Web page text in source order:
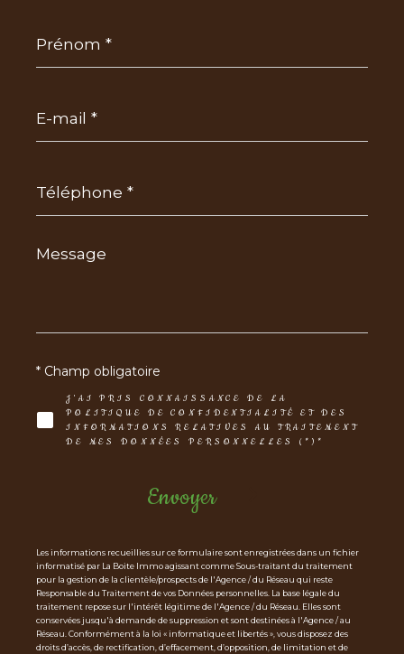
*
Message
*
J'AI PRIS CONNAISSANCE DE LA
POLITIQUE DE CONFIDENTIALITÉ ET DES
INFORMATIONS RELATIVES AU TRAITEMENT
DE MES DONNÉES PERSONNELLES (*)*
* Champ obligatoire
Envoyer
Les informations recueillies sur ce formulaire sont enregistrées dans un fichier
informatisé par La Boite Immo agissant comme Sous-traitant du traitement
pour la gestion de la clientèle/prospects de l'Agence / du Réseau qui reste
Responsable du Traitement de vos Données personnelles. La base légale du
traitement repose sur l'intérêt légitime de l'Agence / du Réseau. Elles sont
conservées jusqu'à demande de suppression et sont destinées à l'Agence / au
Réseau. Conformément à la loi « informatique et libertés », vous disposez des
droits d’accès, de rectification, d’effacement, d’opposition, de limitation et de